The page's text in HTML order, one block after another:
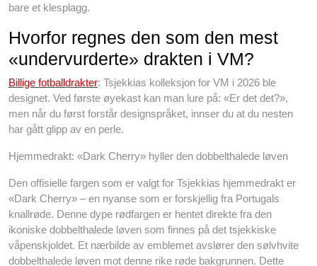
bare et klesplagg.
Hvorfor regnes den som den mest
«undervurderte» drakten i VM?
Billige fotballdrakter: Tsjekkias kolleksjon for VM i 2026 ble
designet. Ved første øyekast kan man lure på: «Er det det?»,
men når du først forstår designspråket, innser du at du nesten
har gått glipp av en perle.
Hjemmedrakt: «Dark Cherry» hyller den dobbelthalede løven
Den offisielle fargen som er valgt for Tsjekkias hjemmedrakt er
«Dark Cherry» – en nyanse som er forskjellig fra Portugals
knallrøde. Denne dype rødfargen er hentet direkte fra den
ikoniske dobbelthalede løven som finnes på det tsjekkiske
våpenskjoldet. Et nærbilde av emblemet avslører den sølvhvite
dobbelthalede løven mot denne rike røde bakgrunnen. Dette